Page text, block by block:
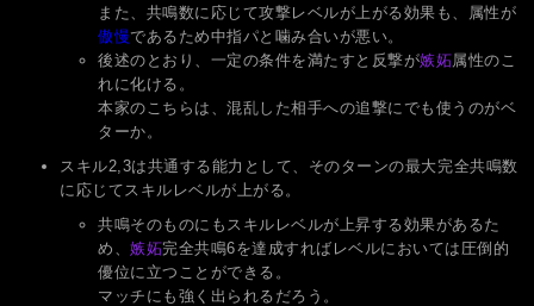
また、共鳴数に応じて攻撃レベルが上がる効果も、属性が
傲慢であるため中指パと噛み合いが悪い。
後述のとおり、一定の条件を満たすと反撃が嫉妬属性のこ
れに化ける。
本家のこちらは、混乱した相手への追撃にでも使うのがベ
ターか。
スキル2,3は共通する能力として、そのターンの最大完全共鳴数
に応じてスキルレベルが上がる。
共鳴そのものにもスキルレベルが上昇する効果があるた
め、嫉妬完全共鳴6を達成すればレベルにおいては圧倒的
優位に立つことができる。
マッチにも強く出られるだろう。